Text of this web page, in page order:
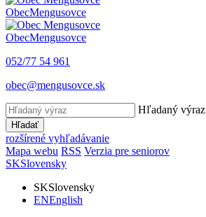
ObecMengusovce
ObecMengusovce
052/77 54 961
obec@mengusovce.sk
Hľadaný výraz
Hľadať
rozšírené vyhľadávanie
Mapa webu RSS Verzia pre seniorov
SKSlovensky
SKSlovensky
ENEnglish